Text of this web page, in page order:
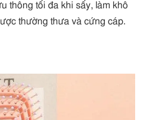
thông tối đa khi sấy, làm khô
thường thưa và cứng cáp.